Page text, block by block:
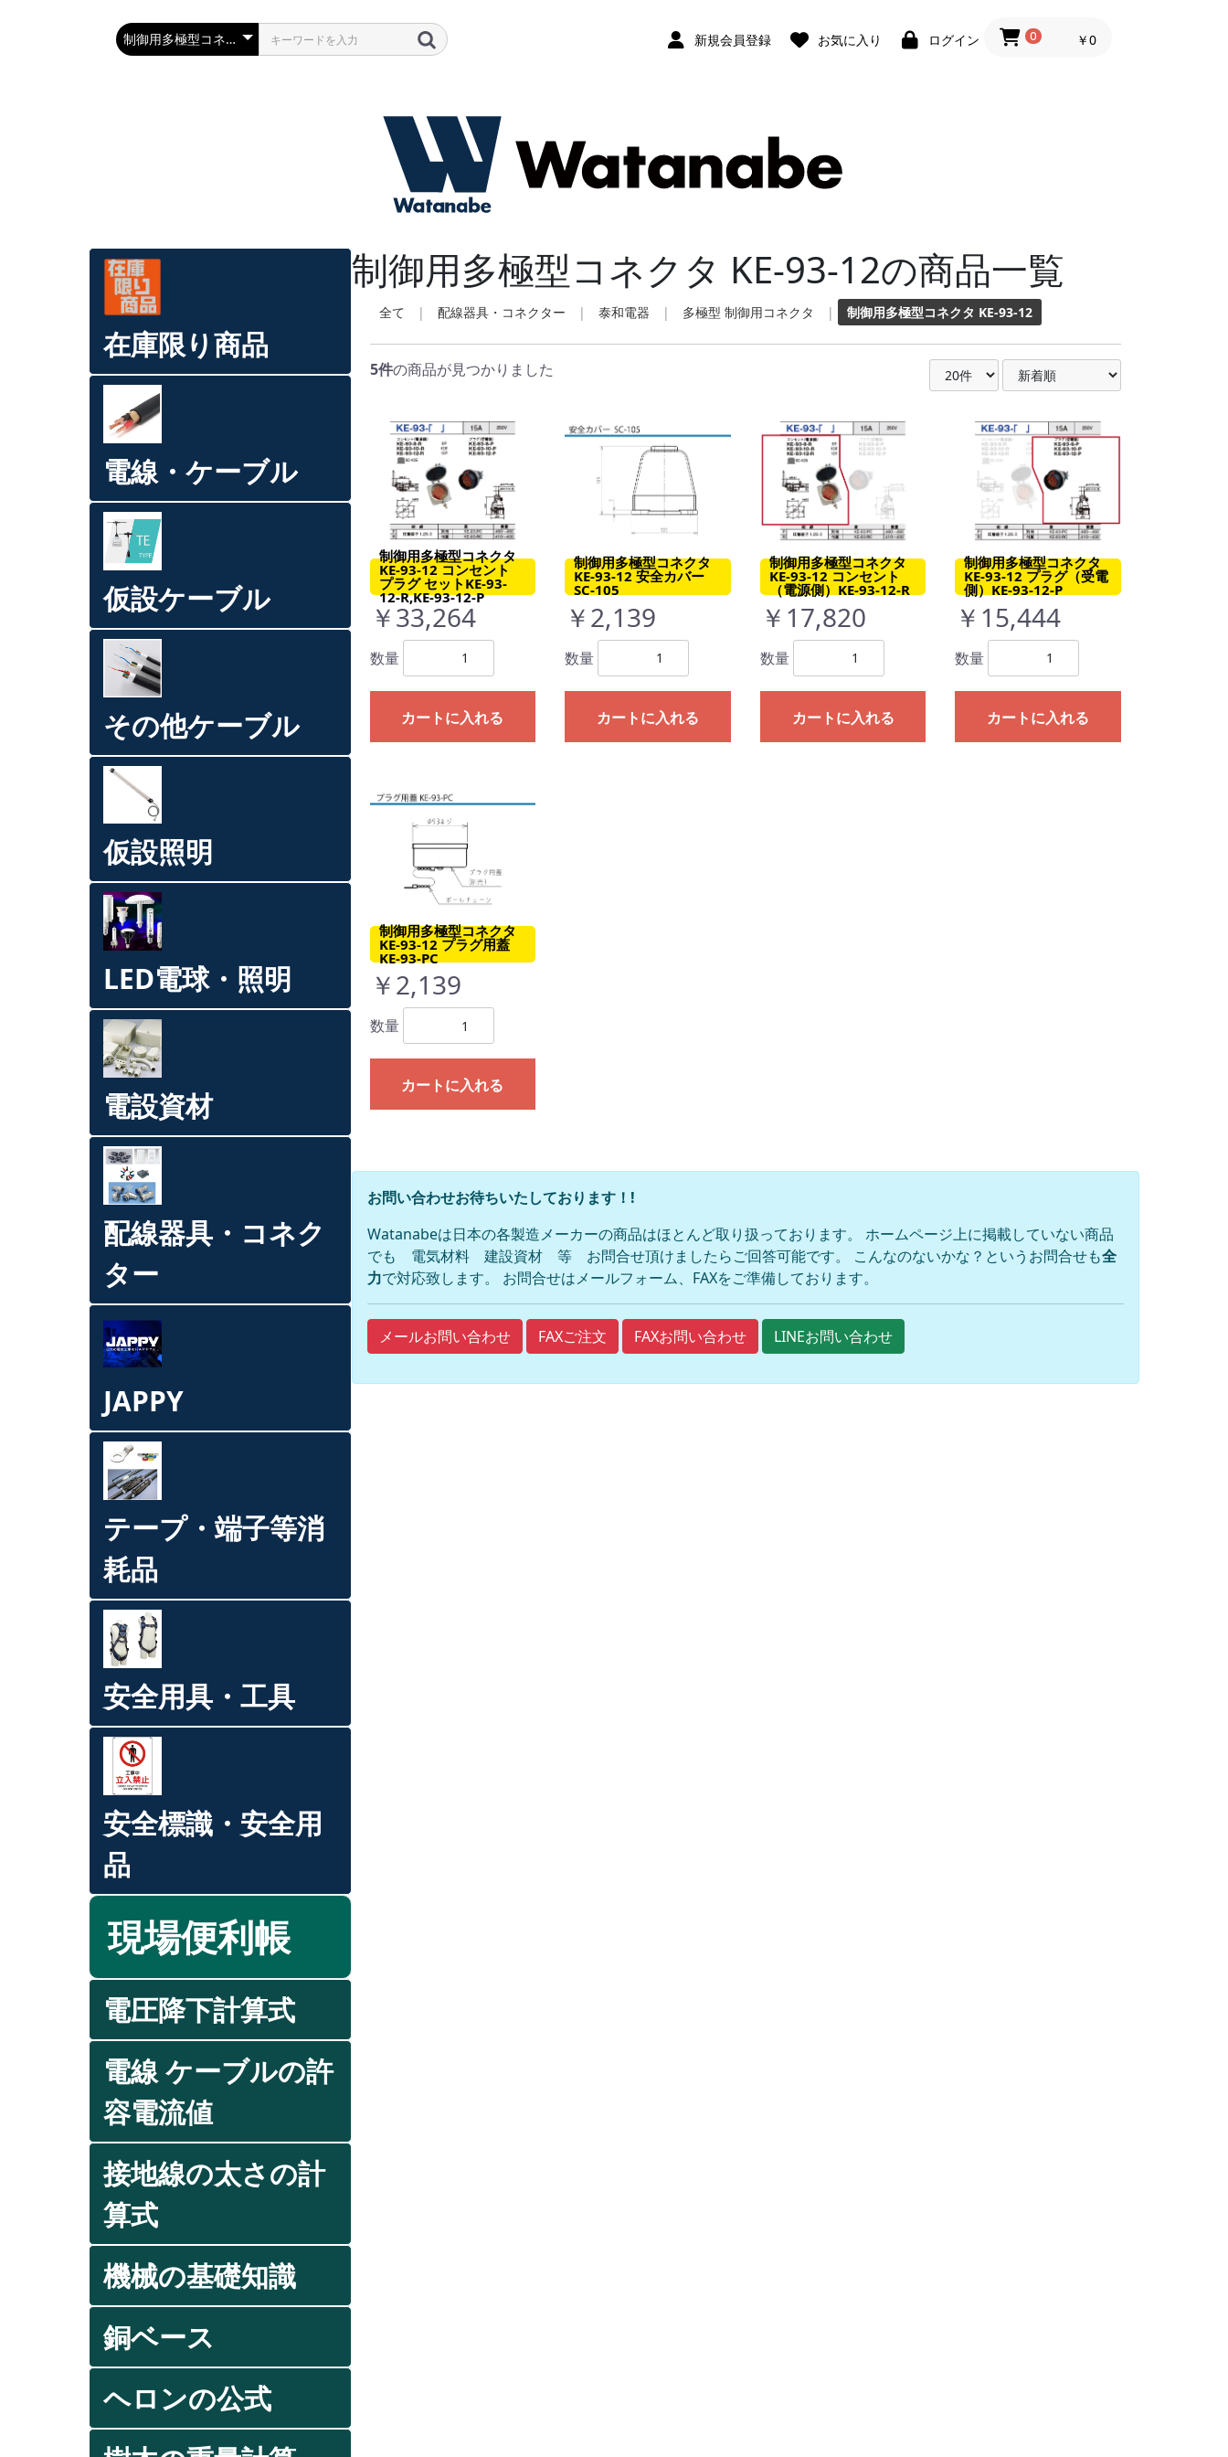
新規会員登録 お気に入り ログイン 0 ￥0
在庫限り商品
電線・ケーブル
仮設ケーブル
その他ケーブル
仮設照明
LED電球・照明
電設資材
配線器具・コネク
ター
JAPPY
テープ・端子等消
耗品
安全用具・工具
安全標識・安全用
品
現場便利帳
電圧降下計算式
電線 ケーブルの許
容電流値
接地線の太さの計
算式
機械の基礎知識
銅ベース
ヘロンの公式
制御用多極型コネクタ KE-93-12の商品一覧
全て | 配線器具・コネクター | 泰和電器 | 多極型 制御用コネクタ | 制御用多極型コネクタ KE-93-12
5件の商品が見つかりました
制御用多極型コネクタ
KE-93-12 コンセント
プラグ セットKE-93-
12-R,KE-93-12-P
￥33,264
数量
カートに入れる
制御用多極型コネクタ
KE-93-12 安全カバー
SC-105
￥2,139
数量
カートに入れる
制御用多極型コネクタ
KE-93-12 コンセント
（電源側）KE-93-12-R
￥17,820
数量
カートに入れる
制御用多極型コネクタ
KE-93-12 プラグ（受電
側）KE-93-12-P
￥15,444
数量
カートに入れる
制御用多極型コネクタ
KE-93-12 プラグ用蓋
KE-93-PC
￥2,139
数量
カートに入れる
お問い合わせお待ちいたしております！!
Watanabeは日本の各製造メーカーの商品はほとんど取り扱っております。 ホームページ上に掲載していない商品
でも 電気材料 建設資材 等 お問合せ頂けましたらご回答可能です。 こんなのないかな？というお問合せも全
力で対応致します。 お問合せはメールフォーム、FAXをご準備しております。
メールお問い合わせ FAXご注文 FAXお問い合わせ LINEお問い合わせ